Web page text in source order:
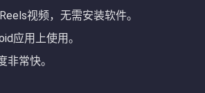
视频，无需安装软件。
应用上使用。
常快。